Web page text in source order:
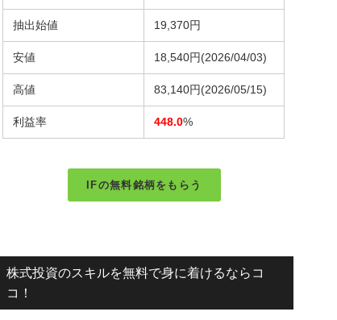
抽出始値 19,370円
安値 18,540円 (2026/04/03)
高値 83,140円 (2026/05/15)
利益率 448.0%
IFの無料銘柄をもらう
株式投資のスキルを無料で身に着けるならコ
コ！